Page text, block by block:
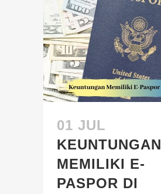
01 JUL
KEUNTUNGAN
MEMILIKI E-
PASPOR DI